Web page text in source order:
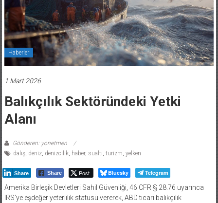
Haberler
1 Mart 2026
Balıkçılık Sektöründeki Yetki
Alanı
Gönderen: yonetmen
dalış, deniz, denizcilik, haber, sualtı turizm yelken
Share Share Post Bluesky Telegram
Amerika Birleşik Devletleri Sahil Güvenliği, 46 CFR § 28.76 uyarınca
IRS’ye eşdeğer yeterlilik statüsü vererek, ABD ticari balıkçılık